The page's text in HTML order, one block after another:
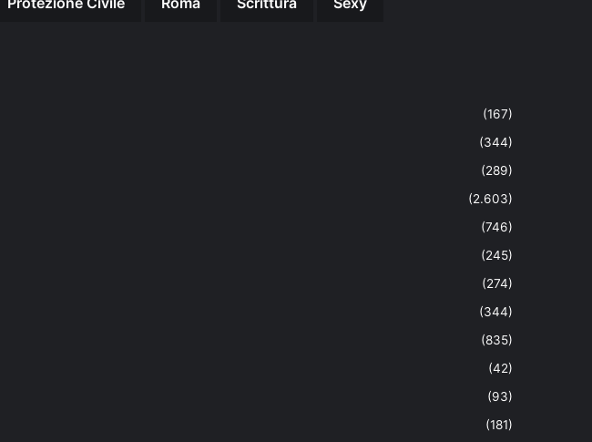
(167)
(344)
(289)
(2.603)
(746)
(245)
(274)
(344)
(835)
(42)
(93)
(181)